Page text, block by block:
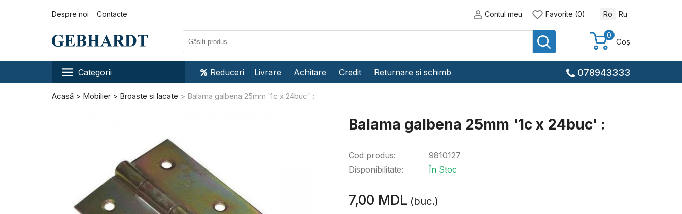
Despre noi Contacte Contul meu Favorite (0) Ro Ru
0
Coș
Categorii Reduceri Livrare Achitare Credit Returnare si schimb 078943333
Acasă Mobilier Broaste si lacate Balama galbena 25mm '1c x 24buc' :
Balama galbena 25mm '1c x 24buc' :
Cod produs:
Disponibilitate:
9810127
În Stoc
7,00 MDL (buc.)